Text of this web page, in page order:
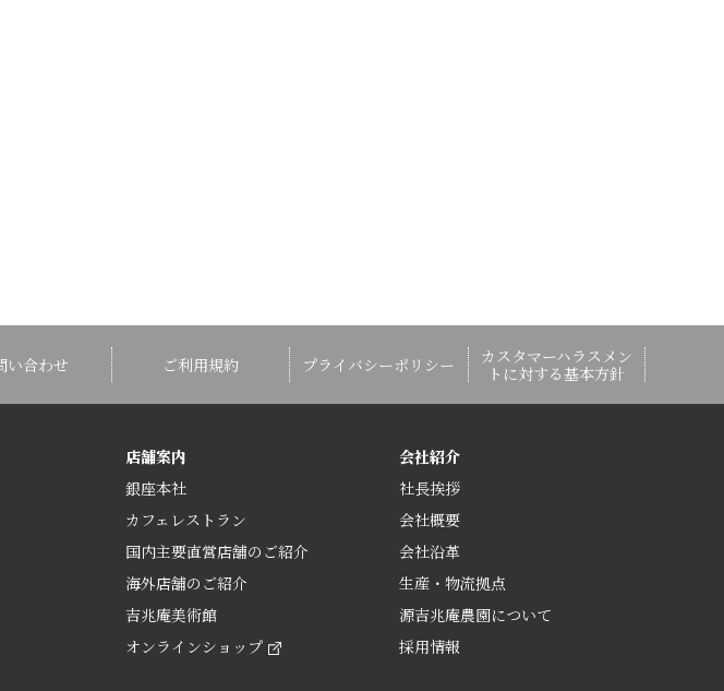
い合わせ ご利用規約 プライバシーポリシー
カスタマーハラスメン
トに対する基本方針
店舗案内
銀座本社
カフェレストラン
国内主要直営店舗のご紹介
海外店舗のご紹介
吉兆庵美術館
オンラインショップ
会社紹介
社長挨拶
会社概要
会社沿革
生産・物流拠点
源吉兆庵農園について
採用情報